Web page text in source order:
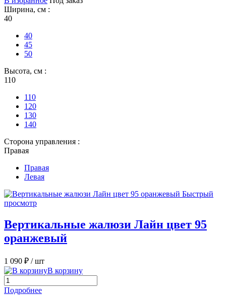
Ширина, см :
40
40
45
50
Высота, см :
110
110
120
130
140
Сторона управления :
Правая
Правая
Левая
Быстрый
просмотр
Вертикальные жалюзи Лайн цвет 95
оранжевый
1 090 ₽ / шт
В корзину
Подробнее